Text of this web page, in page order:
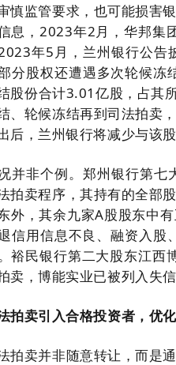
慎监管要求，也可能损害
息，2023年2月，华邦集
年5月，兰州银行公告
分股权还遭遇多次轮候冻
股份合计3.01亿股，占其
、轮候冻结再到司法拍卖
后，兰州银行将减少与该
并非个例。郑州银行第
拍卖程序，其持有的全部
外，其余九家A股股东中
信用信息不良、融资入
裕民银行第二大股东江西
卖，博能实业已被列入失信
拍卖引入合格投资者，优
拍卖并非随意转让，而是